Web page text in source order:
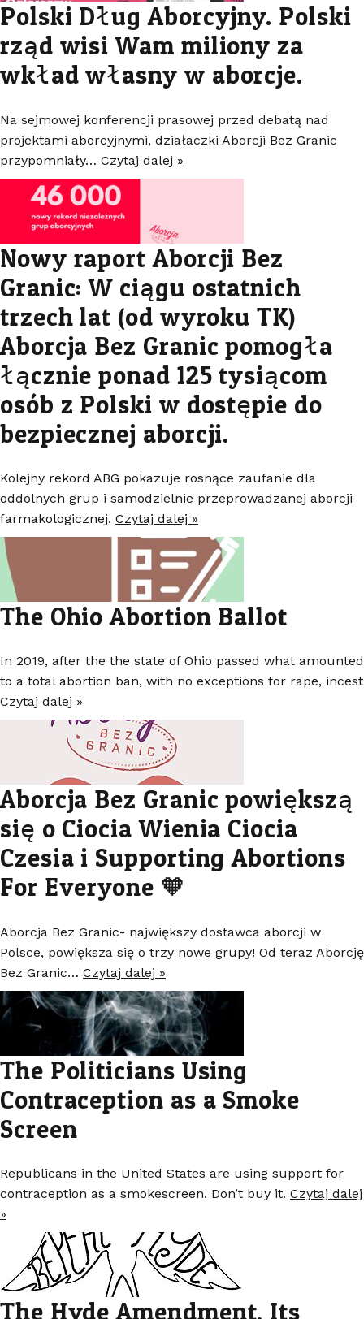
Polski Dług Aborcyjny. Polski
rząd wisi Wam miliony za
wkład własny w aborcje.
Na sejmowej konferencji prasowej przed debatą nad
projektami aborcyjnymi, działaczki Aborcji Bez Granic
przypomniały… Czytaj dalej »
Nowy raport Aborcji Bez
Granic: W ciągu ostatnich
trzech lat (od wyroku TK)
Aborcja Bez Granic pomogła
łącznie ponad 125 tysiącom
osób z Polski w dostępie do
bezpiecznej aborcji.
Kolejny rekord ABG pokazuje rosnące zaufanie dla
oddolnych grup i samodzielnie przeprowadzanej aborcji
farmakologicznej. Czytaj dalej »
The Ohio Abortion Ballot
In 2019, after the the state of Ohio passed what amounted
to a total abortion ban, with no exceptions for rape, incest
Czytaj dalej »
Aborcja Bez Granic powiększą
się o Ciocia Wienia Ciocia
Czesia i Supporting Abortions
For Everyone 🧡
Aborcja Bez Granic- największy dostawca aborcji w
Polsce, powiększa się o trzy nowe grupy! Od teraz Aborcję
Bez Granic… Czytaj dalej »
The Politicians Using
Contraception as a Smoke
Screen
Republicans in the United States are using support for
contraception as a smokescreen. Don’t buy it. Czytaj dalej
»
The Hyde Amendment, Its